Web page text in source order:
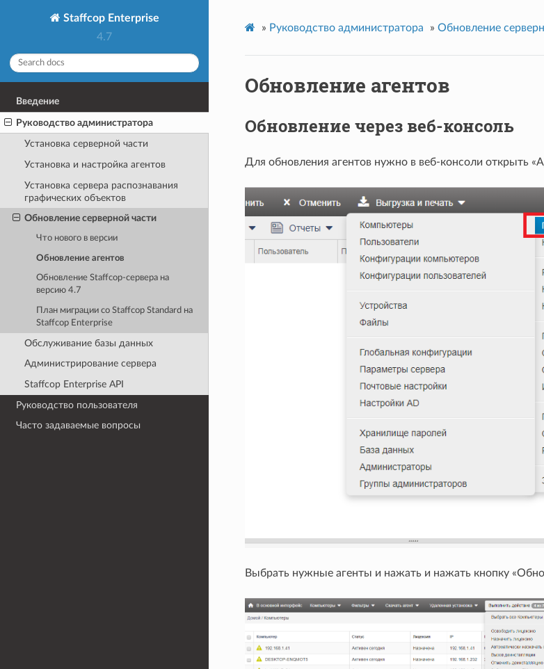
Staffcop Enterprise
4.7
Введение
Руководство администратора
Установка серверной части
Установка и настройка агентов
Установка сервера распознавания
графических объектов
Обновление серверной части
Что нового в версии
Обновление агентов
Обновление Staffcop-сервера на
версию 4.7
План миграции со Staffcop Standard на
Staffcop Enterprise
Обслуживание базы данных
Администрирование сервера
Staffcop Enterprise API
Руководство пользователя
Часто задаваемые вопросы
» Руководство администратора » Обновление
Обновление агентов
Обновление через веб-консоль
Для обновления агентов нужно в веб-консоли открыть
Выбрать нужные агенты и нажать и нажать кнопку